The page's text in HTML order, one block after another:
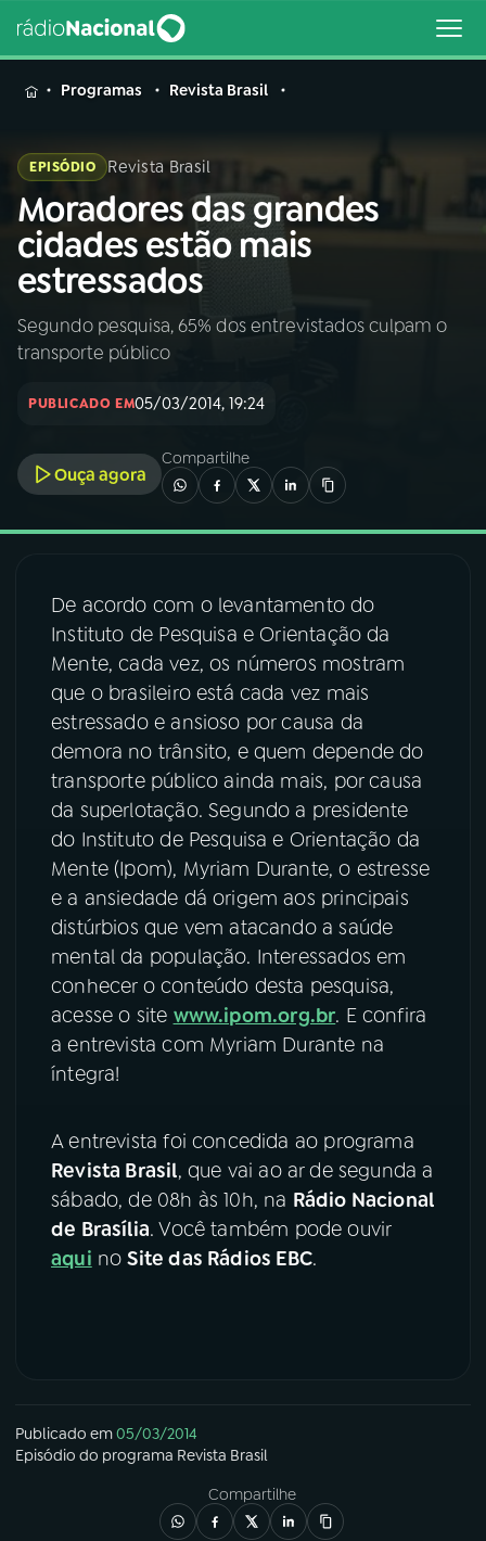
MENU
Buscar
na
Rádio
Nacional
Buscar
AO VIVO
INÍCIO
A RÁDIO
03PROGRAMAÇÃO
04PROGRAMAS
PODCASTS
06VIDEOCASTS
ÚLTIMAS
08 FESTIVAL DE MÚSICA
ACOMPANHE A RÁDIO NACIONAL
YouTube Facebook
Instagram
Programas Revista Brasil
EPISÓDIO Revista Brasil
Moradores das grandes
cidades estão mais
estressados
Segundo pesquisa, 65% dos entrevistados culpam o
transporte público
PUBLICADO EM05/03/2014, 19:24
Ouça agora
Compartilhe
De acordo com o levantamento do
Instituto de Pesquisa e Orientação da
Mente, cada vez, os números mostram
que o brasileiro está cada vez mais
estressado e ansioso por causa da
demora no trânsito, e quem depende do
transporte público ainda mais, por causa
da superlotação. Segundo a presidente
do Instituto de Pesquisa e Orientação da
Mente (Ipom), Myriam Durante, o estresse
e a ansiedade dá origem aos principais
distúrbios que vem atacando a saúde
mental da população. Interessados em
conhecer o conteúdo desta pesquisa,
acesse o site www.ipom.org.br. E confira
a entrevista com Myriam Durante na
íntegra!
A entrevista foi concedida ao programa
Revista Brasil, que vai ao ar de segunda a
sábado, de 08h às 10h, na Rádio Nacional
de Brasília. Você também pode ouvir
aqui noSite das Rádios EBC.
Publicado em05/03/2014
Episódio do programa Revista Brasil
Compartilhe